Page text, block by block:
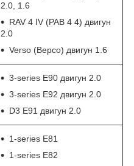
2.0, 1.6
RAV 4 IV (РАВ 4 4) двигун
2.0
Verso (Версо) двигун 1.6
3-series E90 двигун 2.0
3-series E92 двигун 2.0
D3 E91 двигун 2.0
1-series E81
1-series E82